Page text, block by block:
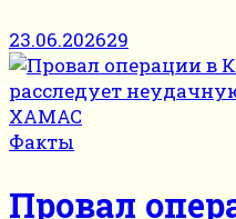
23.06.202629
Факты
Провал